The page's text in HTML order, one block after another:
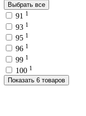
Выбрать все
91 1
93 1
95 1
96 1
99 1
100 1
Показать 6 товаров